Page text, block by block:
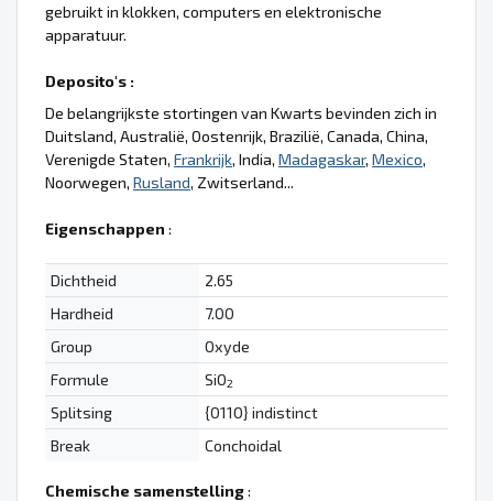
gebruikt in klokken, computers en elektronische
apparatuur.
Deposito's :
De belangrijkste stortingen van Kwarts bevinden zich in
Duitsland, Australië, Oostenrijk, Brazilië, Canada, China,
Verenigde Staten, Frankrijk, India, Madagaskar, Mexico,
Noorwegen, Rusland, Zwitserland...
Eigenschappen :
Dichtheid
2.65
Hardheid
7.00
Group
Oxyde
Formule
SiO2
Splitsing
{0110} indistinct
Break
Conchoidal
Chemische samenstelling: